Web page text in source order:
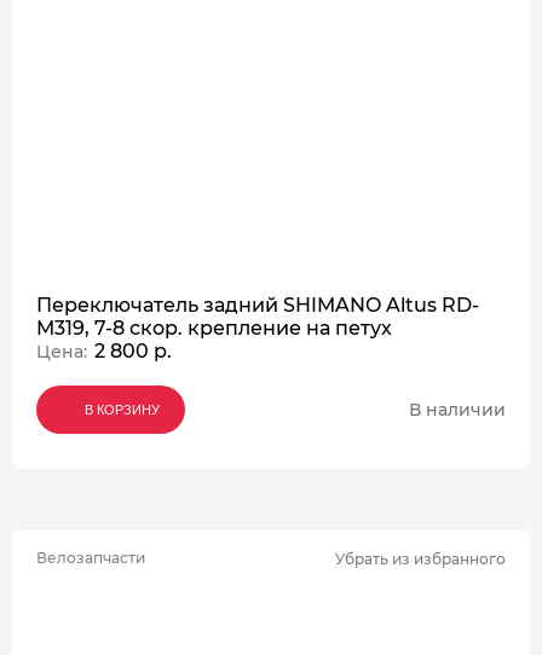
Переключатель задний SHIMANO Altus RD-
M319, 7-8 скор. крепление на петух
Цена: 2 800 р.
В КОРЗИНУ
В КОРЗИНУ
В КОРЗИНУ В наличии
Велозапчасти Убрать из избранного